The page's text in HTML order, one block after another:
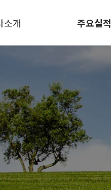
소개 주요실적